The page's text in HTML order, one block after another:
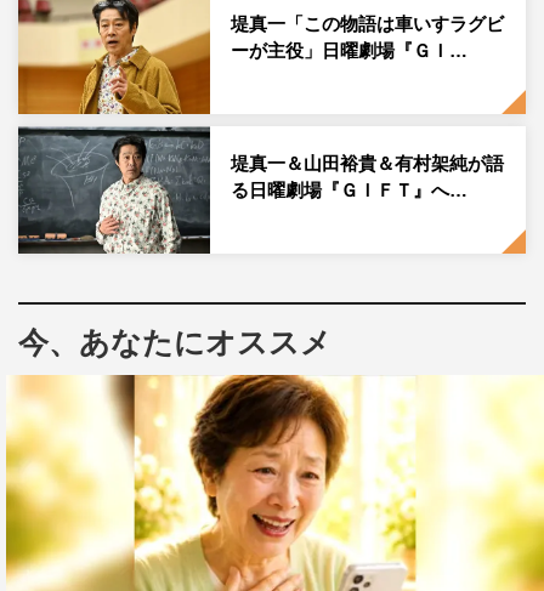
ゲーターや、車いすバスケットボールを題材にしたドラマ
で選手役を務めるなど、パラスポーツと深く関わってき
た。車いすラグビーは、長年取材だけでなくプライベート
でも観戦していた競技の一つだったという櫻井が、物語を
どう彩ってくれるのか注目だ。
櫻井翔 コメント
いていた競技の一つでしたので、参加することができ、う
れしかったです。
作品がクランクインしてから時間もたっていたので、そこ
に入っていくのは緊張しましたが、以前ご一緒した監督や
スタッフの方たちもいたので楽しく撮影できました。主演
の堤さんとお芝居では初めてご一緒することができたので
うれしかったですし、とても充実した時間になりました。
作品終盤のまたひとつ壁となるような緊迫感のあるシーン
に参加させていただきましたので、ぜひ楽しみにしていた
堤真一「この物語は車いすラグビ
ーが主役」日曜劇場『ＧＩ…
堤真一＆山田裕貴＆有村架純が語
る日曜劇場『ＧＩＦＴ』へ…
今、あなたにオススメ